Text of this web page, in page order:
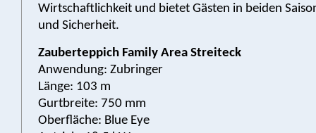
Wirtschaftlichkeit und bietet Gästen in beiden
und Sicherheit.
Zauberteppich Family Area Streiteck
Anwendung: Zubringer
Länge: 103 m
Gurtbreite: 750 mm
Oberfläche: Blue Eye